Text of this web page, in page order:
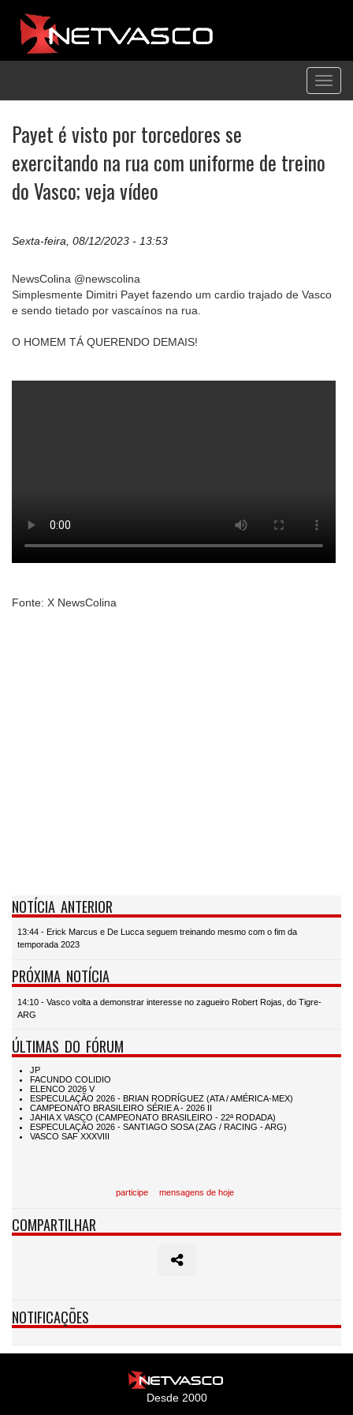
Payet é visto por torcedores se
exercitando na rua com uniforme de treino
do Vasco; veja vídeo
Sexta-feira, 08/12/2023 - 13:53
NewsColina @newscolina
Simplesmente Dimitri Payet fazendo um cardio trajado de Vasco
e sendo tietado por vascaínos na rua.
O HOMEM TÁ QUERENDO DEMAIS!
Fonte: X NewsColina
NOTÍCIA ANTERIOR
13:44 - Erick Marcus e De Lucca seguem treinando mesmo com o fim da
temporada 2023
PRÓXIMA NOTÍCIA
14:10 - Vasco volta a demonstrar interesse no zagueiro Robert Rojas, do Tigre-
ARG
ÚLTIMAS DO FÓRUM
participe mensagens de hoje
COMPARTILHAR
NOTIFICAÇÕES
Desde 2000